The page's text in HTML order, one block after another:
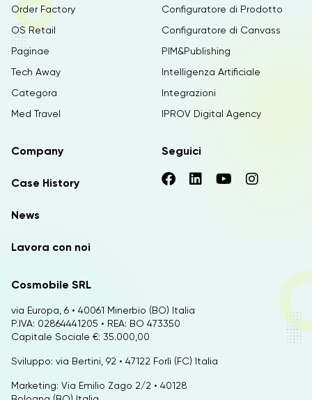
Cosmobile SRL
via Europa, 6 • 40061 Minerbio (BO) Italia
P.IVA: 02864441205 • REA: BO 473350
Capitale Sociale €: 35.000,00
Sviluppo: via Bertini, 92 • 47122 Forlì (FC) Italia
Marketing: Via Emilio Zago 2/2 • 40128
Order Factory
OS Retail
Paginae
Tech Away
Categora
Med Travel
Configuratore di Prodotto
Configuratore di Canvass
PIM&Publishing
Intelligenza Artificiale
Integrazioni
IPROV Digital Agency
Company
Case History
News
Lavora con noi
Seguici